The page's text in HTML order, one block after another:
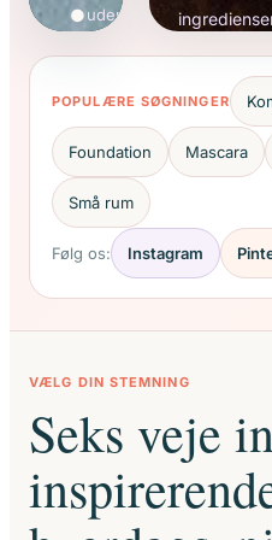
●uden
overflødigt
fyld
POPULÆRE SØGNINGER
Foundation Mascara
Små rum
Følg os: Instagram
VÆLG DIN STEMNING
Seks veje